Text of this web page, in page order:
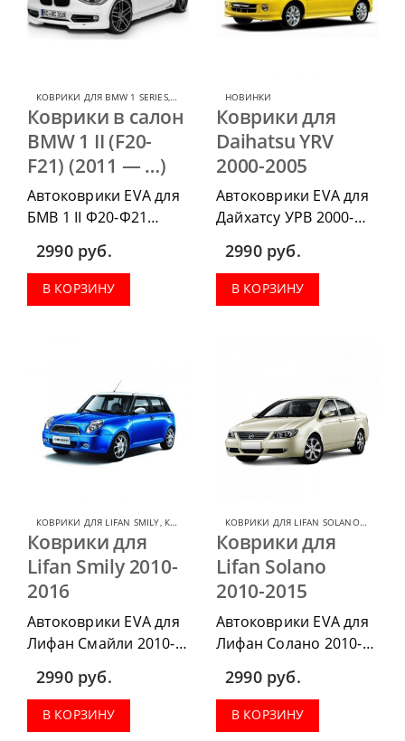
КОВРИКИ ДЛЯ BMW 1 SERIES, КОВРИКИ ДЛЯ BMW
Коврики в салон
BMW 1 II (F20-
F21) (2011 — …)
Автоковрики EVA для
БМВ 1 II Ф20-Ф21
2011-2020 г.в. можно
приобрести в
комплектации:
водительский коврик,
2990 руб.
В КОРЗИНУ
НОВИНКИ
Коврики для
Daihatsu YRV
2000-2005
Автоковрики EVA для
Дайхатсу УРВ 2000-
2005, можно
приобрести в
комплектации:
водительский коврик,
2990 руб.
В КОРЗИНУ
КОВРИКИ ДЛЯ LIFAN SMILY, КОВРИКИ ДЛЯ LIFAN
Коврики для
Lifan Smily 2010-
2016
Автоковрики EVA для
Лифан Смайли 2010-
приобрести в
комплектации:
водительский коврик,
2990 руб.
В КОРЗИНУ
КОВРИКИ ДЛЯ LIFAN SOLANO
,
Коврики для
Lifan Solano
2010-2015
Автоковрики EVA для
Лифан Солано 2010-
приобрести в
комплектации:
водительский коврик,
2990 руб.
В КОРЗИНУ